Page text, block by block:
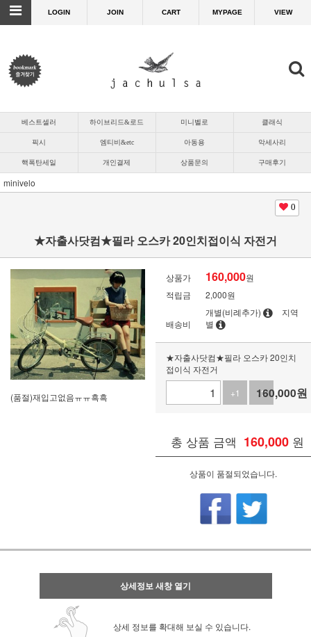
LOGIN JOIN CART MYPAGE VIEW
베스트셀러 하이브리드&로드 미니벨로 클래식
픽시 엠티비&etc 아동용 악세사리
핵폭탄세일 개인결제 상품문의 구매후기
minivelo
0
★자출사닷컴★필라 오스카 20인치접이식 자전거
(품절)재입고없음ㅠㅠ흑흑
상품가 160,000원
적립금
2,000원
배송비
개별(비례추가)
지역
별
★자출사닷컴★필라 오스카 20인치
접이식 자전거
+1
-1
160,000원
총 상품 금액 160,000 원
상품이 품절되었습니다.
상세정보 새창 열기
상세 정보를 확대해 보실 수 있습니다.